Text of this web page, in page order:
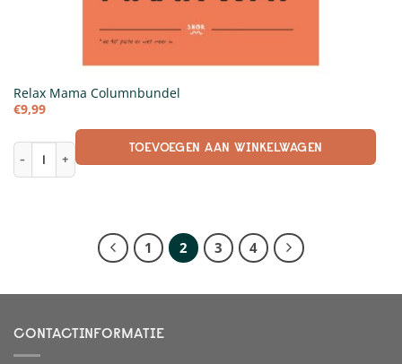
Relax Mama Columnbundel
€9,99
Relax Mama Columnbundel aantalTOEVOEGEN AAN WINKELWAGEN
1 2 3 4
CONTACTINFORMATIE